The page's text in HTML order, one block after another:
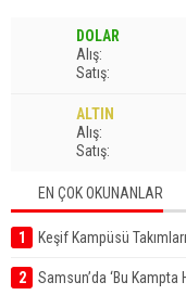
DOLAR
A lış:
Satış:
ALTIN
A lış:
Satış:
EN ÇOK OKUNANLAR
1 Keşif Kampüsü Takımları
2 Samsun’da ‘Bu Kampta